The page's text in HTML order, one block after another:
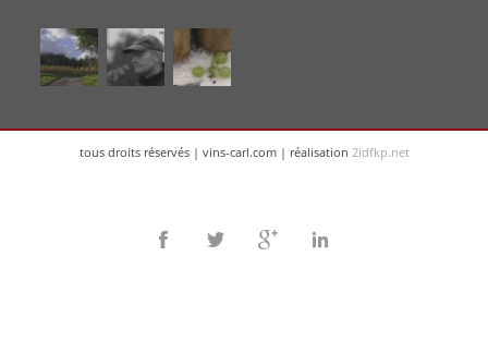
tous droits réservés | vins-carl.com | réalisation 2idfkp.net